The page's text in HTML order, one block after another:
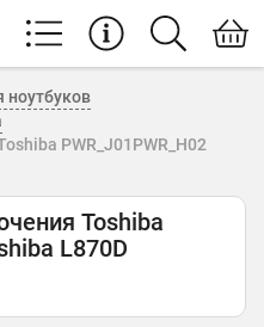
PWR_J01PWR_H02
Toshiba
L870D